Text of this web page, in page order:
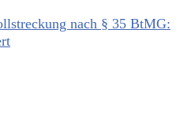
nach § 35 BtMG: